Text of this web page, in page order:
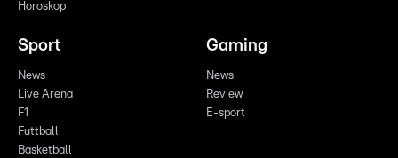
Horoskop
Sport
News
Live Arena
F1
Futtball
Basketball
Gaming
News
Review
E-sport